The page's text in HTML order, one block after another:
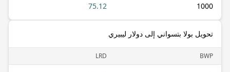
1000
75.12
تحويل بولا بتسواني إلى دولار ليبيري
BWP
LRD